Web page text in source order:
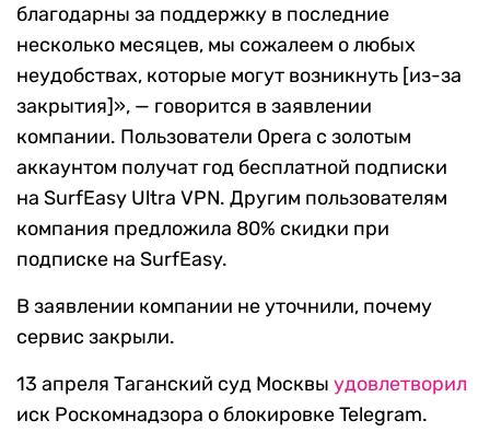
благодарны за поддержку в последние
несколько месяцев, мы сожалеем о любых
неудобствах, которые могут возникнуть [из-за
закрытия]», — говорится в заявлении
компании. Пользователи Opera с золотым
аккаунтом получат год бесплатной подписки
на SurfEasy Ultra VPN. Другим пользователям
компания предложила 80% скидки при
подписке на SurfEasy.
В заявлении компании не уточнили, почему
сервис закрыли.
13 апреля Таганский суд Москвы удовлетворил
иск Роскомнадзора о блокировке Telegram.